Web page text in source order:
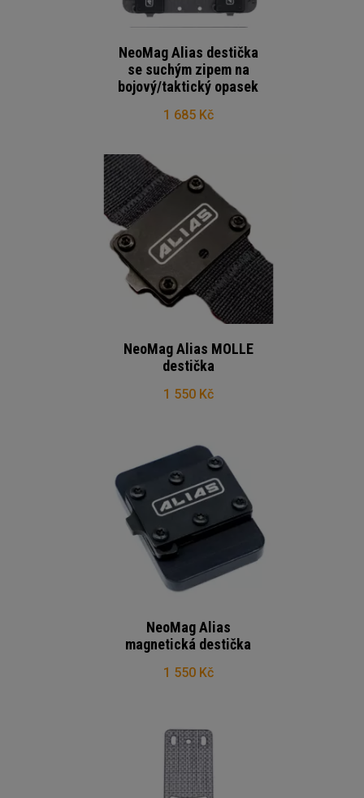
NeoMag Alias destička
se suchým zipem na
bojový/taktický opasek
1 685 Kč
NeoMag Alias MOLLE
destička
1 550 Kč
NeoMag Alias
magnetická destička
1 550 Kč